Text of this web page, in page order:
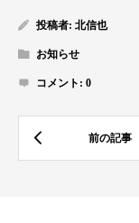
投稿者: 北信也
お知らせ
コメント: 0